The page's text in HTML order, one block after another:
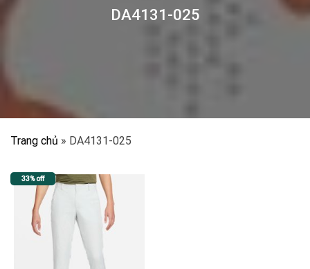
DA4131-025
Trang chủ » DA4131-025
33% off